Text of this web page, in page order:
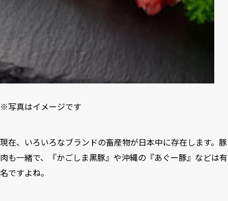
※写真はイメージです
現在、いろいろなブランドの畜産物が日本中に存在します。豚
肉も一緒で、『かごしま黒豚』や沖縄の『あぐー豚』などは有
名ですよね。